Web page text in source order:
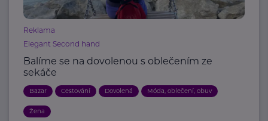
Reklama
Elegant Second hand
Balíme se na dovolenou s oblečením ze
sekáče
Bazar Cestování Dovolená Móda, oblečení, obuv
Žena